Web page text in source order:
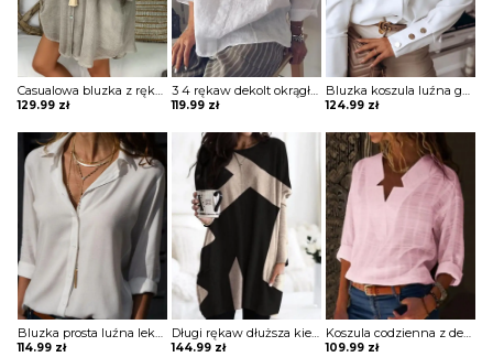
Casualowa bluzka z rękawami latarnią i guzikami Lies
129.99 zł
3 4 rękaw dekolt okrągły luźna jednolita bez wzoru boho casual na co dzień koszulka top bluzka Molli
119.99 zł
Bluzka koszula luźna guziki lekki V dekolt długie proste rękawy mankiet Zoulfia
124.99 zł
Bluzka prosta luźna lekki v dekolt z guzikami kołnierzem długie proste rękawy Melusine
114.99 zł
Długi rękaw dłuższa kieszenie geometryczny wzór do pracy na co dzień wygodna sweter bluza Daisie
144.99 zł
Koszula codzienna z dekoltem w kształcie gwiazdy bluzka Oscarina
109.99 zł